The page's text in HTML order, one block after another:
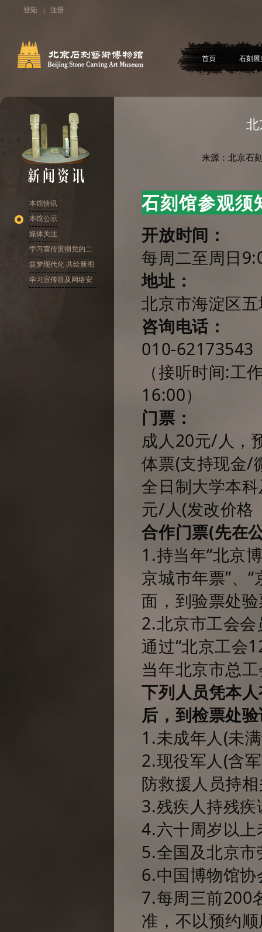
登陆 注册
首页 石刻展
本馆快讯
本馆公示
媒体关注
学习宣传贯彻党的二
十大精神
筑梦现代化 共绘新图
景
学习宣传普及网络安
来源：北京
石刻馆参观须
开放时间：
每周二至周日
地址：
北京市海淀区
咨询电话：
010-62173543
（接听时间:
16:00）
门票：
成人20元/人，
体票(支持现金/
全日制大学本
元/人(发改价
合作门票(先在
1.持当年“北京
京城市年票”、
面，到验票处
2.北京市工会
通过“北京工会
当年北京市总
下列人员凭本
后，到检票处
1.未成年人(未
2.现役军人(含
防救援人员持
3.残疾人持残
4.六十周岁以
5.全国及北京
6.中国博物馆
7.每周三前200
准，不以预约